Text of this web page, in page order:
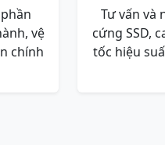
vệ
chính
Tư vấn và
cứng SSD,
tốc hiệu